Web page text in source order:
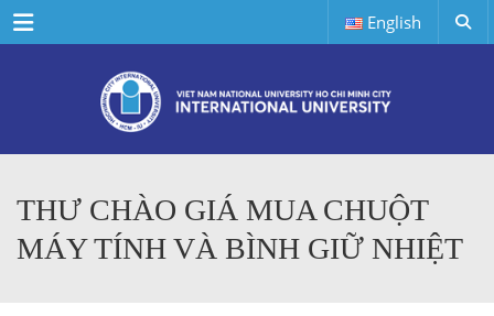
Menu English
THƯ CHÀO GIÁ MUA CHUỘT
MÁY TÍNH VÀ BÌNH GIỮ NHIỆT